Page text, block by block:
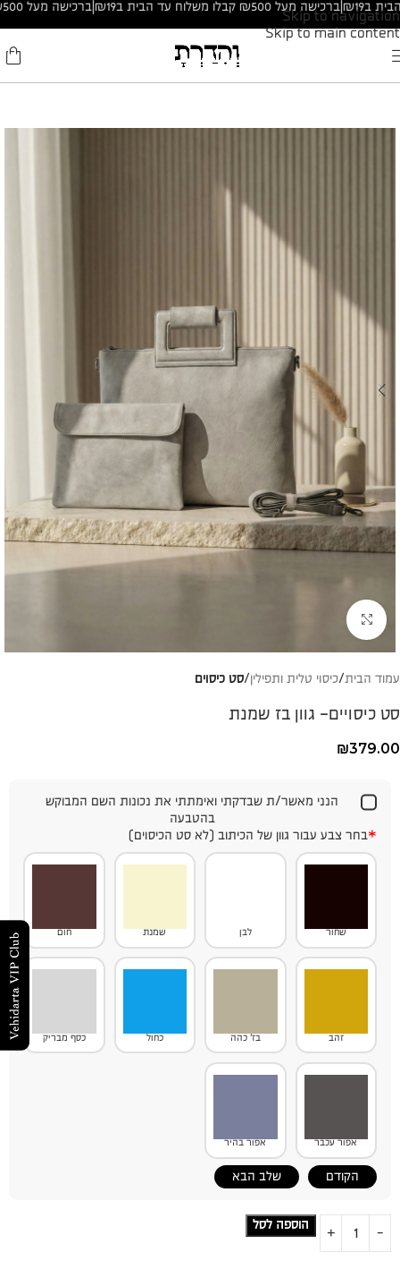
Skip to navigation
Skip to main content
ברכישה מעל ₪500 קבלו משלוח עד הבית ב₪19| ברכישה מעל ₪500 קבלו משלוח עד הבית ב₪19|
להגדלת התמונה
עמוד הבית כיסוי טלית ותפילין סט כיסוים
סט כיסויים- גוון בז שמנת
₪379.00
הנני מאשר/ת שבדקתי ואימתתי את נכונות השם המבוקש
בהטבעה
*בחר צבע עבור גוון של הכיתוב (לא סט הכיסוים)
שחור לבן שמנת חום
זהב בז' כהה כחול כסף מבריק
אפור עכבר אפור בהיר
הקודם שלב הבא
הוספה לסל